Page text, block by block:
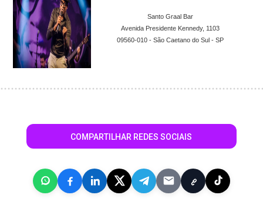
Santo Graal Bar
Avenida Presidente Kennedy, 1103
09560-010 - São Caetano do Sul - SP
COMPARTILHAR REDES SOCIAIS